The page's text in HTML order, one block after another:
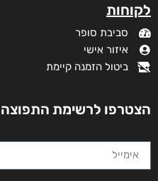
זוהרה
לקוחות
סביבת סופר
איזור אישי
ביטול הזמנה קיימת
הצטרפו לרשימת